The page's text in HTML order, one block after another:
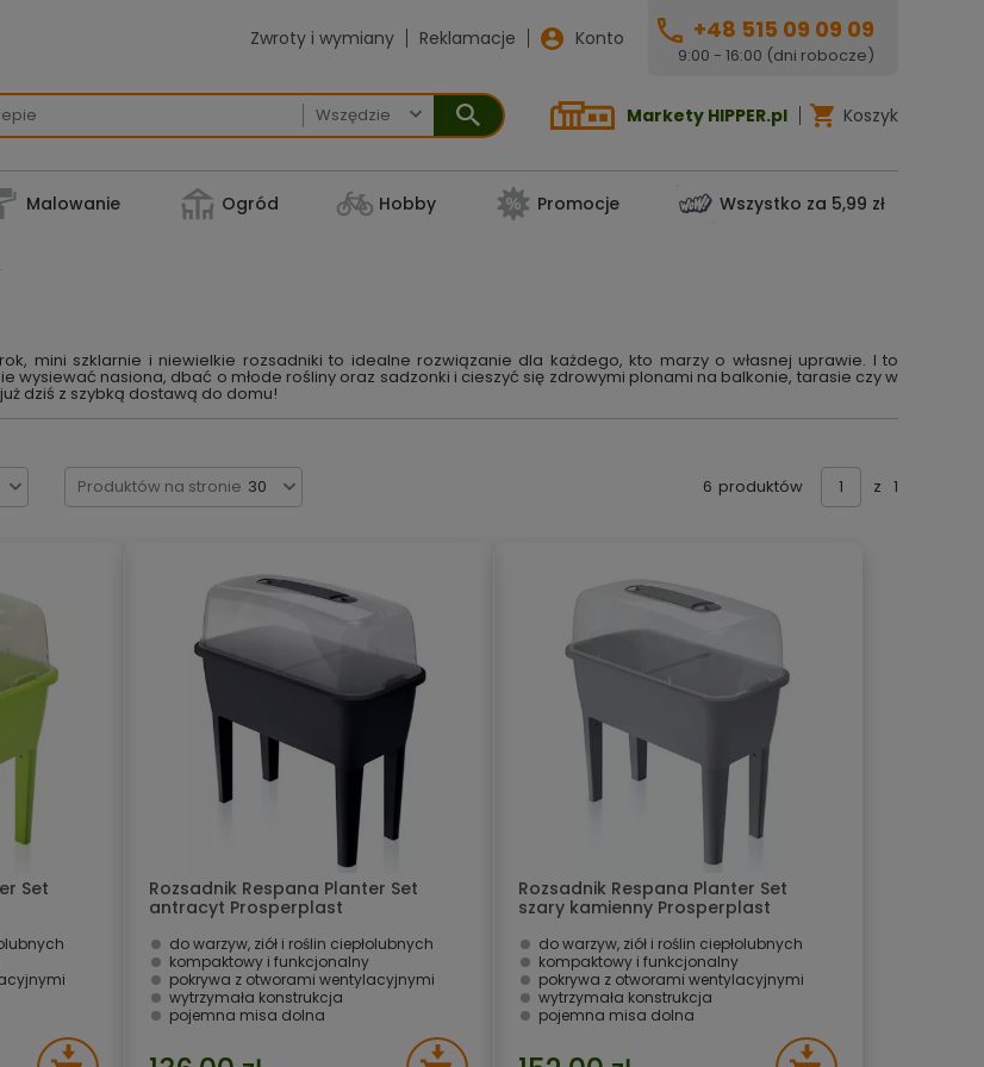
Zwroty i wymiany Reklamacje Konto +48 515 09 09 09
9:00 - 16:00 (dni robocze)
 Markety HIPPER.pl Koszyk
Malowanie Ogród Hobby Promocje Wszystko za 5,99 zł
mini szklarnie i niewielkie rozsadniki to idealne rozwiązanie dla każdego, kto marzy o własnej uprawie. I to
wysiewać nasiona, dbać o młode rośliny oraz sadzonki i cieszyć się zdrowymi plonami na balkonie, tarasie czy w
dziś z szybką dostawą do domu!
Produktów na stronie 30 6 produktów z 1
Set
Rozsadnik Respana Planter Set
antracyt Prosperplast
do warzyw, ziół i roślin ciepłolubnych
kompaktowy i funkcjonalny
pokrywa z otworami wentylacyjnymi
wytrzymała konstrukcja
pojemna misa dolna
Rozsadnik Respana Planter Set
szary kamienny Prosperplast
do warzyw, ziół i roślin ciepłolubnych
kompaktowy i funkcjonalny
pokrywa z otworami wentylacyjnymi
wytrzymała konstrukcja
pojemna misa dolna